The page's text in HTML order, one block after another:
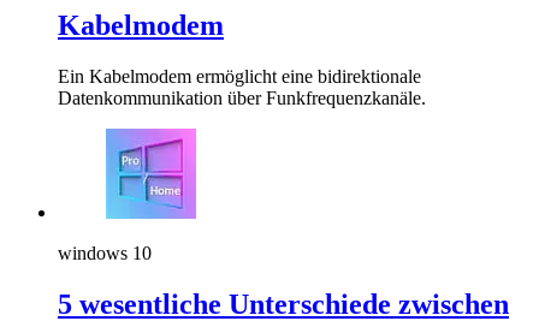
Kabelmodem
Ein Kabelmodem ermöglicht eine bidirektionale
Datenkommunikation über Funkfrequenzkanäle.
windows 10
5 wesentliche Unterschiede zwischen